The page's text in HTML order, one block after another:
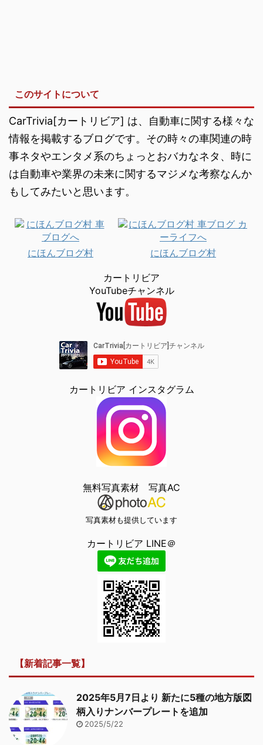
このサイトについて
CarTrivia[カートリビア] は、自動車に関する様々な
情報を掲載するブログです。その時々の車関連の時
事ネタやエンタメ系のちょっとおバカなネタ、時に
は自動車や業界の未来に関するマジメな考察なんか
もしてみたいと思います。
にほんブログ村 にほんブログ村
カートリビア
YouTubeチャンネル
カートリビア インスタグラム
無料写真素材 写真AC
写真素材も提供しています
カートリビア LINE＠
【新着記事一覧】
2025年5月7日より 新たに5種の地方版図
柄入りナンバープレートを追加
2025/5/22